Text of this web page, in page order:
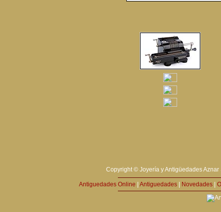
Copyright © Joyería y Antigüedades
Antiguedades Online Antiguedades Novedades